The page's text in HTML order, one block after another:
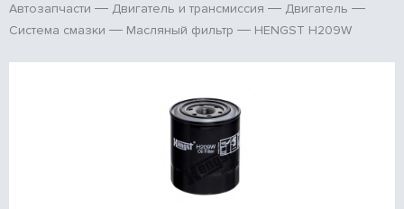
Автозапчасти Двигатель и трансмиссия
Двигатель
Система смазки
Масляный фильтр HENGST H209W